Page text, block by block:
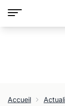
Accueil